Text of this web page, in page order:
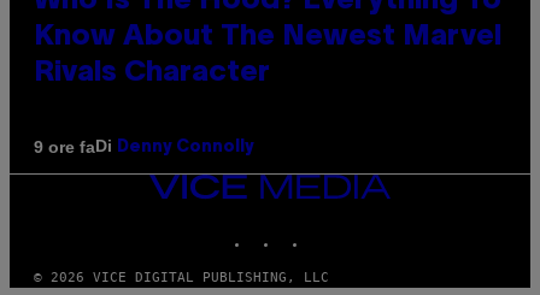
Know About The Newest Marvel
Rivals Character
9 ore faDi Denny Connolly
VICE
MEDIA
© 2026 VICE DIGITAL PUBLISHING, LLC